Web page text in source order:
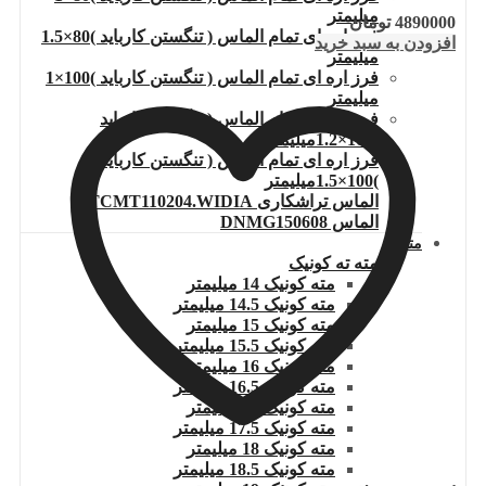
میلیمتر
فرز اره ای تمام الماس ( تنگستن کارباید )80×1.5
میلیمتر
فرز اره ای تمام الماس ( تنگستن کارباید )100×1
میلیمتر
فرز اره ای تمام الماس ( تنگستن کارباید
فرز اره ای تمام الماس ( تنگستن کارباید
)100×1.5میلیمتر
الماس تراشکاری TCMT110204.WIDIA
الماس DNMG150608
مته
مته ته کونیک
مته کونیک 14 میلیمتر
مته کونیک 14.5 میلیمتر
مته کونیک 15 میلیمتر
مته کونیک 15.5 میلیمتر
مته کونیک 16 میلیمتر
مته کونیک 16.5 میلیمتر
مته کونیک 17 میلیمتر
مته کونیک 17.5 میلیمتر
مته کونیک 18 میلیمتر
مته کونیک 18.5 میلیمتر
4890000 تومان
افزودن به سبد خرید